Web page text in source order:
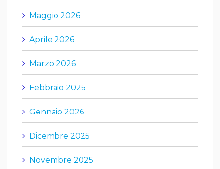
Maggio 2026
Aprile 2026
Marzo 2026
Febbraio 2026
Gennaio 2026
Dicembre 2025
Novembre 2025